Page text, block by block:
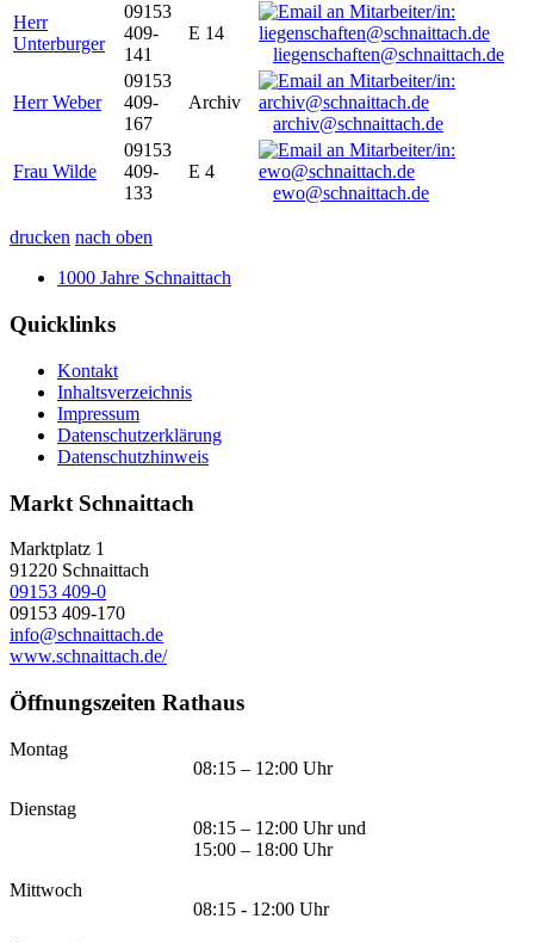
Herr
Unterburger
09153
409-
141
E 14
liegenschaften@schnaittach.de
Herr Weber
09153
409-
167
Archiv
archiv@schnaittach.de
Frau Wilde
09153
409-
133
E 4
ewo@schnaittach.de
drucken nach oben
1000 Jahre Schnaittach
Quicklinks
Kontakt
Inhaltsverzeichnis
Impressum
Datenschutzerklärung
Datenschutzhinweis
Markt Schnaittach
Marktplatz 1
91220 Schnaittach
09153 409-0
09153 409-170
info@schnaittach.de
www.schnaittach.de/
Öffnungszeiten Rathaus
Montag
08:15 – 12:00 Uhr
Dienstag
08:15 – 12:00 Uhr und
15:00 – 18:00 Uhr
Mittwoch
08:15 - 12:00 Uhr